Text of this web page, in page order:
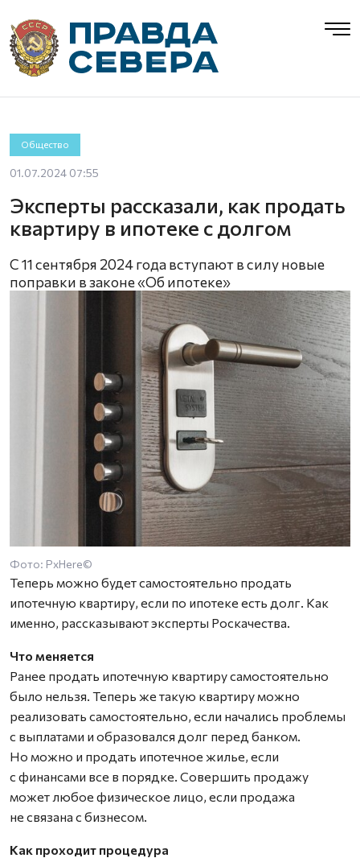
Общество
01.07.2024 07:55
Эксперты рассказали, как продать
квартиру в ипотеке с долгом
С 11 сентября 2024 года вступают в силу новые
поправки в законе «Об ипотеке»
Фото: PxHere©
Теперь можно будет самостоятельно продать
ипотечную квартиру, если по ипотеке есть долг. Как
именно, рассказывают эксперты Роскачества.
Что меняется
Ранее продать ипотечную квартиру самостоятельно
было нельзя. Теперь же такую квартиру можно
реализовать самостоятельно, если начались проблемы
с выплатами и образовался долг перед банком.
Но можно и продать ипотечное жилье, если
с финансами все в порядке. Совершить продажу
может любое физическое лицо, если продажа
не связана с бизнесом.
Как проходит процедура